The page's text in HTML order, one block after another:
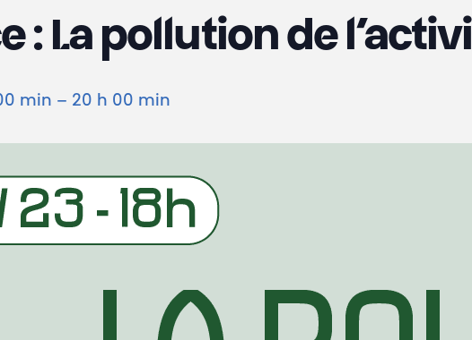
: La pollution de
min – 20 h 00 min